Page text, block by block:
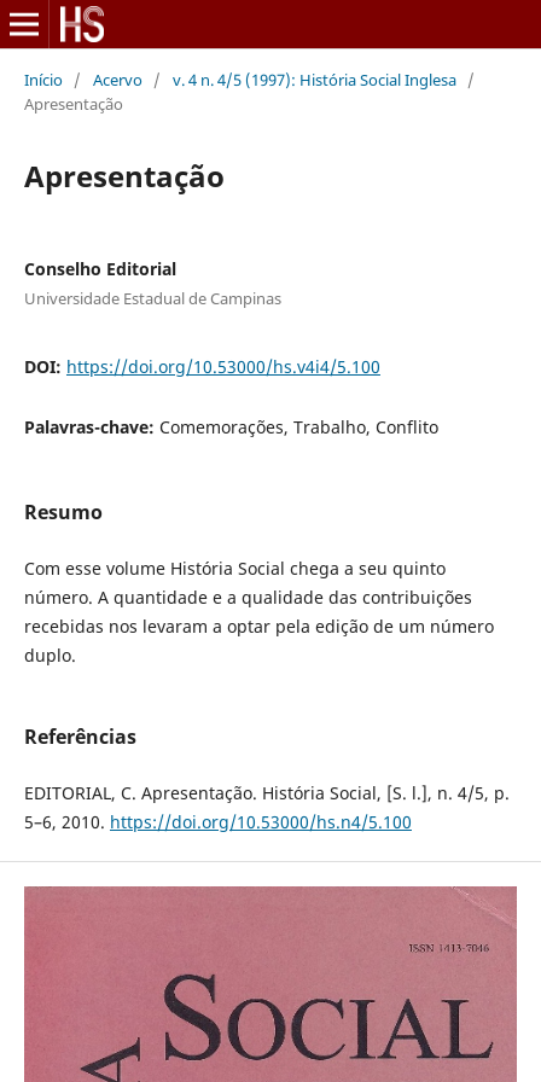
Início / Acervo / v. 4 n. 4/5 (1997): História Social Inglesa /
Apresentação
Apresentação
Conselho Editorial
Universidade Estadual de Campinas
DOI: https://doi.org/10.53000/hs.v4i4/5.100
Palavras-chave: Comemorações, Trabalho, Conflito
Resumo
Com esse volume História Social chega a seu quinto
número. A quantidade e a qualidade das contribuições
recebidas nos levaram a optar pela edição de um número
duplo.
Referências
EDITORIAL, C. Apresentação. História Social, [S. l.], n. 4/5, p.
5–6, 2010. https://doi.org/10.53000/hs.n4/5.100